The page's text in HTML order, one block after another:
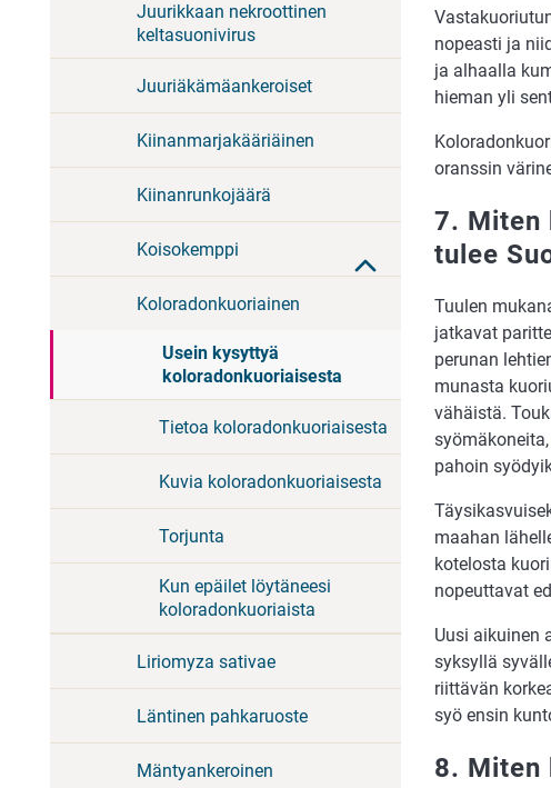
Juurikkaan nekroottinen
keltasuonivirus
Juuriäkämäankeroiset
Kiinanmarjakääriäinen
Kiinanrunkojäärä
Koisokemppi
Koloradonkuoriainen
Usein kysyttyä
koloradonkuoriaisesta
Tietoa koloradonkuoriaisesta
Kuvia koloradonkuoriaisesta
Torjunta
Kun epäilet löytäneesi
koloradonkuoriaista
Liriomyza sativae
Läntinen pahkaruoste
Mäntyankeroinen
nopeasti ja
ja alhaalla
hieman yli
oranssin
7. Miten
tulee
Tuulen
jatkavat
perunan
munasta
vähäistä.
pahoin
maahan
kotelosta
nopeuttavat
Uusi aikuinen
syksyllä
riittävän
syö ensin
8. Miten